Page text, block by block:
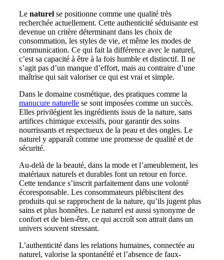
Le naturel se positionne comme une qualité très
recherchée actuellement. Cette authenticité séduisante est
devenue un critère déterminant dans les choix de
consommation, les styles de vie, et même les modes de
communication. Ce qui fait la différence avec le naturel,
c’est sa capacité à être à la fois humble et distinctif. Il ne
s’agit pas d’un manque d’effort, mais au contraire d’une
maîtrise qui sait valoriser ce qui est vrai et simple.
Dans le domaine cosmétique, des pratiques comme la
manucure naturelle se sont imposées comme un succès.
Elles privilégient les ingrédients issus de la nature, sans
artifices chimique excessifs, pour garantir des soins
nourrissants et respectueux de la peau et des ongles. Le
naturel y apparaît comme une promesse de qualité et de
sécurité.
Au-delà de la beauté, dans la mode et l’ameublement, les
matériaux naturels et durables font un retour en force.
Cette tendance s’inscrit parfaitement dans une volonté
écoresponsable. Les consommateurs plébiscitent des
produits qui se rapprochent de la nature, qu’ils jugent plus
sains et plus honnêtes. Le naturel est aussi synonyme de
confort et de bien-être, ce qui accroît son attrait dans un
univers souvent stressant.
L’authenticité dans les relations humaines, connectée au
naturel, valorise la spontanéité et l’absence de faux-